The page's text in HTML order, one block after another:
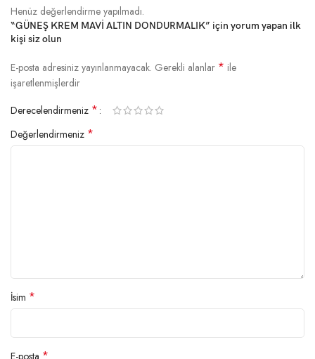
Henüz değerlendirme yapılmadı.
“GÜNEŞ KREM MAVİ ALTIN DONDURMALIK” için yorum yapan ilk
kişi siz olun
E-posta adresiniz yayınlanmayacak. Gerekli alanlar * ile
işaretlenmişlerdir
Derecelendirmeniz *
Değerlendirmeniz *
İsim *